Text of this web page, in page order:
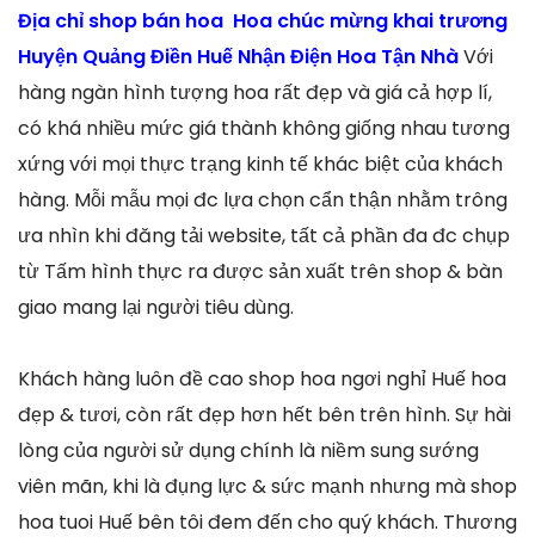
Địa chỉ shop bán hoa Hoa chúc mừng khai trương
Huyện Quảng Điền Huế Nhận Điện Hoa Tận NhàVới
hàng ngàn hình tượng hoa rất đẹp và giá cả hợp lí,
có khá nhiều mức giá thành không giống nhau tương
xứng với mọi thực trạng kinh tế khác biệt của khách
hàng. Mỗi mẫu mọi đc lựa chọn cẩn thận nhằm trông
ưa nhìn khi đăng tải website, tất cả phần đa đc chụp
từ Tấm hình thực ra được sản xuất trên shop & bàn
giao mang lại người tiêu dùng.
Khách hàng luôn đề cao shop hoa ngơi nghỉ Huế hoa
đẹp & tươi, còn rất đẹp hơn hết bên trên hình. Sự hài
lòng của người sử dụng chính là niềm sung sướng
viên mãn, khi là đụng lực & sức mạnh nhưng mà shop
hoa tuoi Huế bên tôi đem đến cho quý khách. Thương